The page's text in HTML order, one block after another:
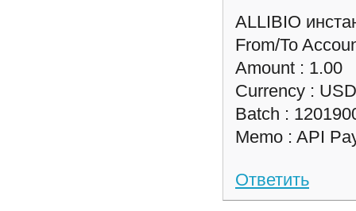
ALLIBIO
From/To
Amount : 1.00
Currency : USD
Batch :
Memo : API
Ответить